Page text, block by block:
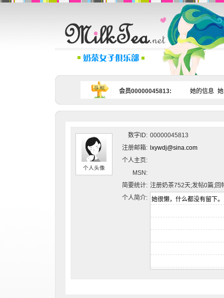
会员00000045813: 她的信息
个人头像
数字ID: 00000045813
注册邮箱: lxywdj@sina.com
个人主页:
MSN:
简要统计: 注册奶茶752天;发帖0篇;回
个人简介: